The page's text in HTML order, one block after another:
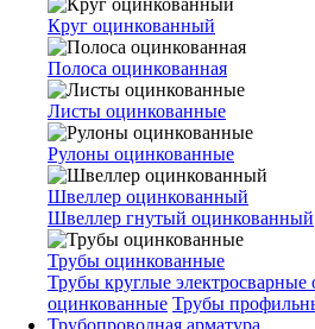
Круг оцинкованный
Полоса оцинкованная
Листы оцинкованные
Рулоны оцинкованные
Швеллер оцинкованный
Швеллер гнутый оцинкованный
Трубы оцинкованные
Трубы круглые
оцинкованные Трубы
Трубопроводная арматура